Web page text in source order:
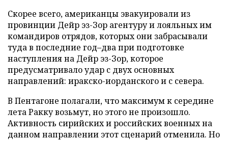
Скорее всего, американцы эвакуировали из
провинции Дейр эз-Зор агентуру и лояльных им
командиров отрядов, которых они забрасывали
туда в последние год–два при подготовке
наступления на Дейр эз-Зор, которое
предусматривало удар с двух основных
направлений: иракско-иорданского и с севера.
В Пентагоне полагали, что максимум к середине
лета Ракку возьмут, но этого не произошло.
Активность сирийских и российских военных на
данном направлении этот сценарий отменила. Но